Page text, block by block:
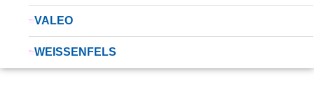
VALEO
WEISSENFELS